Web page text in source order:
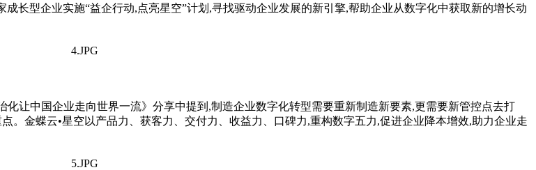
长型企业实施“益企行动,点亮星空”计划,寻找驱动企业发展的新引擎,帮助企业从数字化中获取新的增长动
化让中国企业走向世界一流》分享中提到,制造企业数字化转型需要重新制造新要素,更需要新管控点去打
。金蝶云•星空以产品力、获客力、交付力、收益力、口碑力,重构数字五力,促进企业降本增效,助力企业走